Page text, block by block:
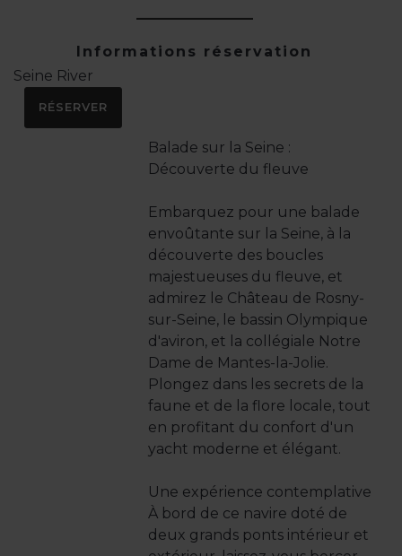
Informations réservation
Seine River
RÉSERVER
Balade sur la Seine :
Découverte du fleuve
Embarquez pour une balade
envoûtante sur la Seine, à la
découverte des boucles
majestueuses du fleuve, et
admirez le Château de Rosny-
sur-Seine, le bassin Olympique
d'aviron, et la collégiale Notre
Dame de Mantes-la-Jolie.
Plongez dans les secrets de la
faune et de la flore locale, tout
en profitant du confort d'un
yacht moderne et élégant.
Une expérience contemplative
À bord de ce navire doté de
deux grands ponts intérieur et